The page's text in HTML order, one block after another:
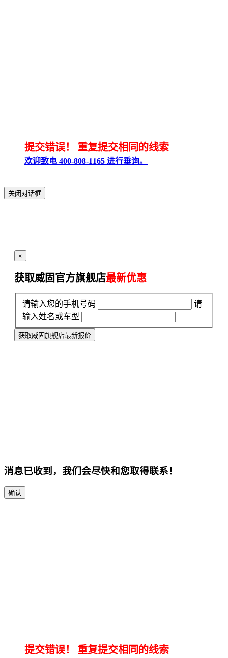
提交错误！ 重复提交相同的线索
欢迎致电 400-808-1165 进行垂询。
关闭对话框
×
获取威固官方旗舰店最新优惠
请输入您的手机号码
请
输入姓名或车型
获取威固旗舰店最新报价
消息已收到，我们会尽快和您取得联系！
确认
提交错误！ 重复提交相同的线索